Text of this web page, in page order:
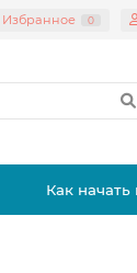
Избранное 0
Как начать